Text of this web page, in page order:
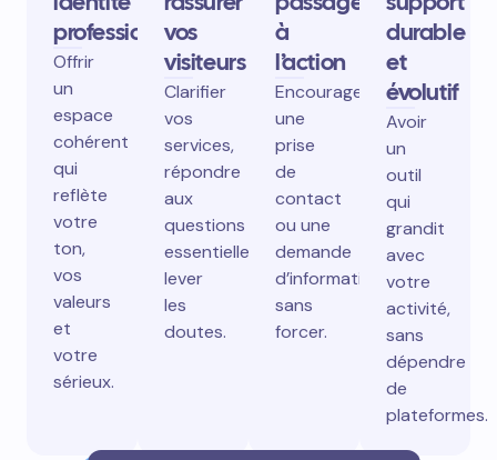
professionnelle
Offrir
un
espace
cohérent
qui
reflète
votre
ton,
vos
valeurs
et
votre
sérieux.
vos
visiteurs
Clarifier
vos
services,
répondre
aux
questions
essentielles,
lever
les
doutes.
à
l’action
Encourager
une
prise
de
contact
ou une
demande
d’information
sans
forcer.
durable
et
évolutif
Avoir
un
outil
qui
grandit
avec
votre
activité,
sans
dépendre
de
plateformes.